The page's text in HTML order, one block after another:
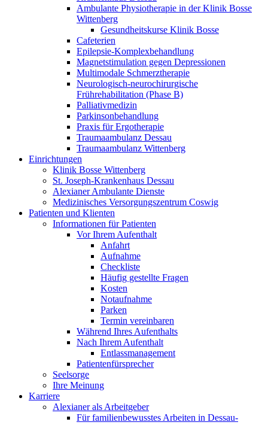
Ambulante Physiotherapie in der Klinik Bosse
Wittenberg
Gesundheitskurse Klinik Bosse
Cafeterien
Epilepsie-Komplexbehandlung
Magnetstimulation gegen Depressionen
Multimodale Schmerztherapie
Neurologisch-neurochirurgische
Frührehabilitation (Phase B)
Palliativmedizin
Parkinsonbehandlung
Praxis für Ergotherapie
Traumaambulanz Dessau
Traumaambulanz Wittenberg
Einrichtungen
Klinik Bosse Wittenberg
St. Joseph-Krankenhaus Dessau
Alexianer Ambulante Dienste
Medizinisches Versorgungszentrum Coswig
Patienten und Klienten
Informationen für Patienten
Vor Ihrem Aufenthalt
Anfahrt
Aufnahme
Checkliste
Häufig gestellte Fragen
Kosten
Notaufnahme
Parken
Termin vereinbaren
Während Ihres Aufenthalts
Nach Ihrem Aufenthalt
Entlassmanagement
Patientenfürsprecher
Seelsorge
Ihre Meinung
Karriere
Alexianer als Arbeitgeber
Für familienbewusstes Arbeiten in Dessau-